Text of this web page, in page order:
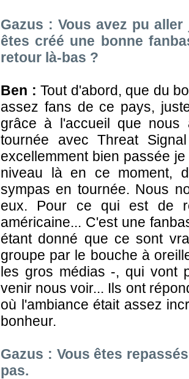
Gazus : Vous avez pu
êtes créé une bonne
retour là-bas ?
Ben : Tout d'abord, que du
assez fans de ce pays,
grâce à l'accueil que nous
tournée avec Threat
excellemment bien passée
niveau là en ce moment,
sympas en tournée. Nous
eux. Pour ce qui est de
américaine... C'est une
étant donné que ce sont
groupe par le bouche à
les gros médias -, qui vont
venir nous voir... Ils ont
où l'ambiance était assez
bonheur.
Gazus : Vous êtes
pas.